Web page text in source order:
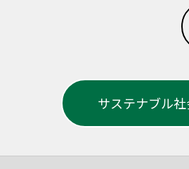
サステナブル社